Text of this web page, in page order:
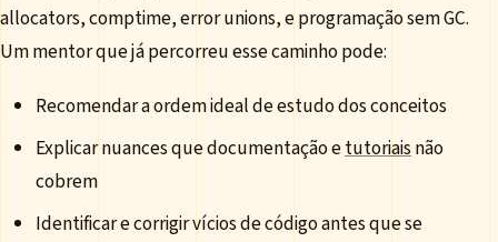
allocators, comptime, error unions, e programação sem GC.
Um mentor que já percorreu esse caminho pode:
Recomendar a ordem ideal de estudo dos conceitos
Explicar nuances que documentação etutoriaisnão
cobrem
Identificar e corrigir vícios de código antes que se